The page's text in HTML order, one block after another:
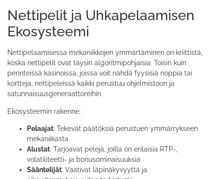
Nettipelit ja Uhkapelaamisen
Ekosysteemi
Nettipelaamisessa mekaniikkojen ymmärtäminen on kriittistä,
koska nettipelit ovat täysin algoritmipohjaisia. Toisin kuin
perinteissä kasinoissa, joissa voit nähdä fyysisiä noppia tai
kortteja, nettipeleissä kaikki perustuu ohjelmistoon ja
satunnaisuusgeneraattoreihin.
Ekosysteemin rakenne:
Pelaajat: Tekevät päätöksiä perustuen ymmärrykseen
mekaniikasta
Alustat: Tarjoavat pelejä, joilla on erilaisia RTP-,
volatiliteetti- ja bonusominaisuuksia
Sääntelijät: Vaativat läpinäkyvyyttä ja